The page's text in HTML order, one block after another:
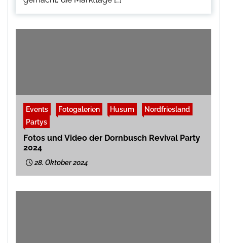
Events Fotogalerien Husum
Nordfriesland
Partys
Fotos und Video der Dornbusch Revival Party
2024
28. Oktober 2024